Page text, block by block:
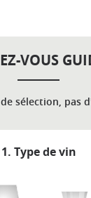
VOUS
sélection, pas
1. Type de vin